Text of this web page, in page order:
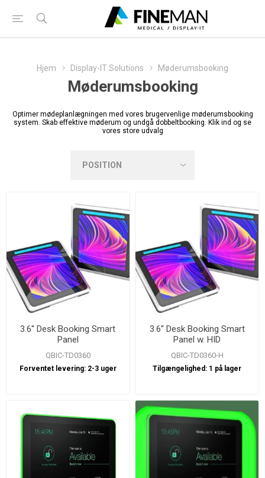
Hjem Display-IT Solutions Møderumsbooking
Møderumsbooking
Optimer mødeplanlægningen med vores brugervenlige møderumsbooking
system. Skab effektive møderum og undgå dobbeltbooking. Klik ind og se
vores store udvalg
3.6'' Desk Booking Smart
Panel
QBIC-TD0360
Forventet levering: 2-3 uger
3.6'' Desk Booking Smart
Panel w. HID
QBIC-TD0360-H
Tilgængelighed: 1 på lager